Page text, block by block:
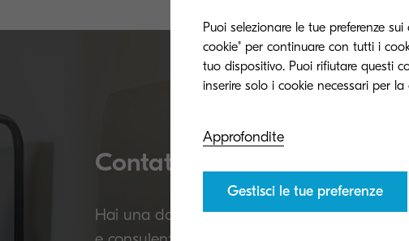
Contattaci, non vediamo
Hai una domanda su KYOCERA o hai
Puoi selezionare le tue preferenze
cookie" per continuare con tutti i
tuo dispositivo. Puoi rifiutare questi
Approfondite
Gestisci le tue preferenze